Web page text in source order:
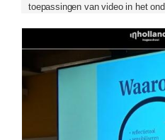
toepassingen van video in het
logosigme-